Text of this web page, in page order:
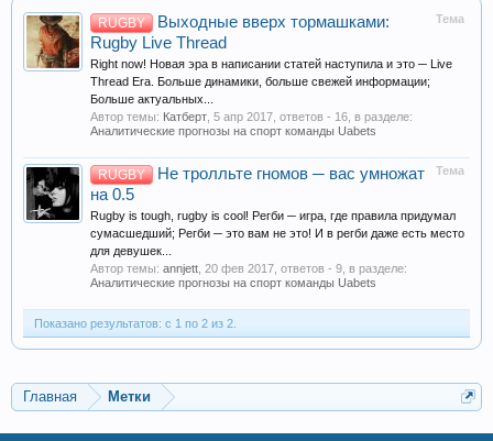
Тема
RUGBY
Выходные вверх тормашками:
Rugby Live Thread
Right now! Новая эра в написании статей наступила и это ─ Live
Thread Era. Больше динамики, больше свежей информации;
Больше актуальных...
Автор темы: Катберт 5 апр 2017 , ответов - 16, в разделе:
Аналитические прогнозы на спорт команды Uabets
Тема
RUGBY
Не тролльте гномов ─ вас умножат
на 0.5
Rugby is tough, rugby is cool! Регби ─ игра, где правила придумал
сумасшедший; Регби ─ это вам не это! И в регби даже есть место
для девушек...
Автор темы: annjett 20 фев 2017 , ответов - 9, в разделе:
Аналитические прогнозы на спорт команды Uabets
Показано результатов: с 1 по 2 из 2.
Главная Метки